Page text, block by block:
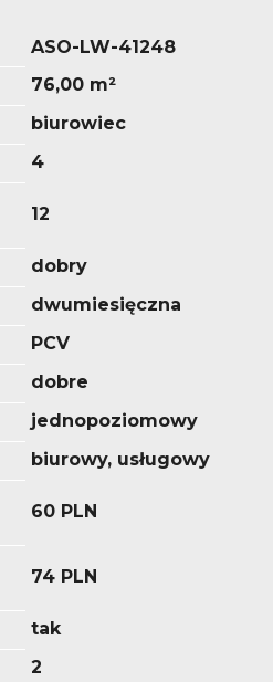
ASO-LW-41248
76,00 m²
biurowiec
4
12
dobry
dwumiesięczna
PCV
dobre
jednopoziomowy
biurowy, usługowy
60 PLN
74 PLN
tak
2